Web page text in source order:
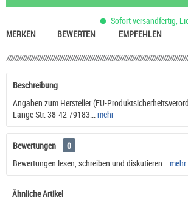
Sofort versandfertig,
MERKEN
BEWERTEN EMPFEHLEN
Beschreibung
Angaben zum Hersteller (EU-
Lange Str. 38-42 79183...
mehr
Bewertungen
0
Bewertungen lesen, schreiben und diskutieren...
mehr
Ähnliche Artikel